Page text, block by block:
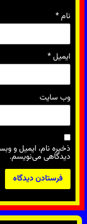
نام*
ایمیل*
وب‌ سایت
ذخیره نام، ایمیل و
دیدگاهی می‌نویسم.